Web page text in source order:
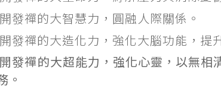
禪的大智慧力，圓融人際關係。
禪的大造化力，強化大腦功能，提
發禪的大超能力，強化心靈，以無相
。